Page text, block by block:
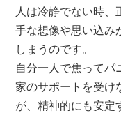
人は冷静でない時
手な想像や思い込み
しまうのです。
自分一人で焦ってパ
家のサポートを受け
が、精神的にも安定